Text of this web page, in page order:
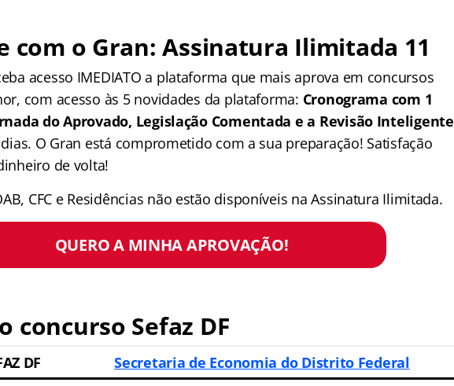
com o Gran: Assinatura Ilimitada 11
acesso IMEDIATO a plataforma que mais aprova em concursos
com acesso às 5 novidades da plataforma: Cronograma com 1
do Aprovado, Legislação Comentada e a Revisão Inteligente
O Gran está comprometido com a sua preparação! Satisfação
de volta!
CFC e Residências não estão disponíveis na Assinatura Ilimitada.
QUERO A MINHA APROVAÇÃO!
concurso Sefaz DF
DF Secretaria de Economia do Distrito Federal